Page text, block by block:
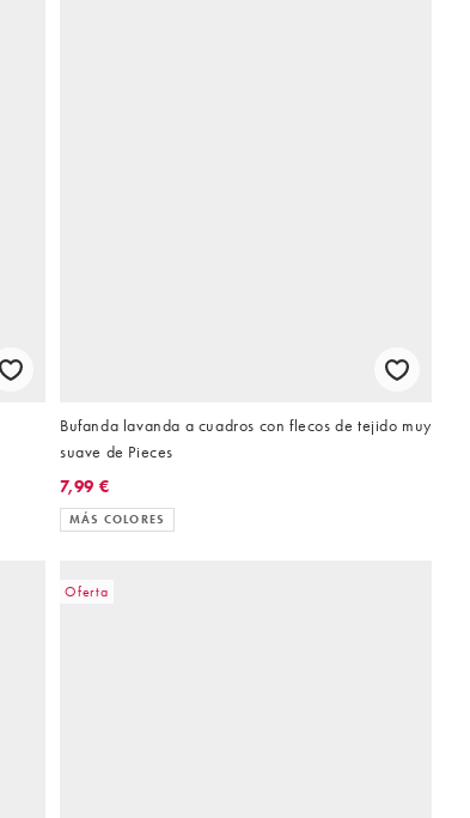
Bufanda lavanda a cuadros con flecos de tejido muy
suave de Pieces
7,99 €
MÁS COLORES
Oferta